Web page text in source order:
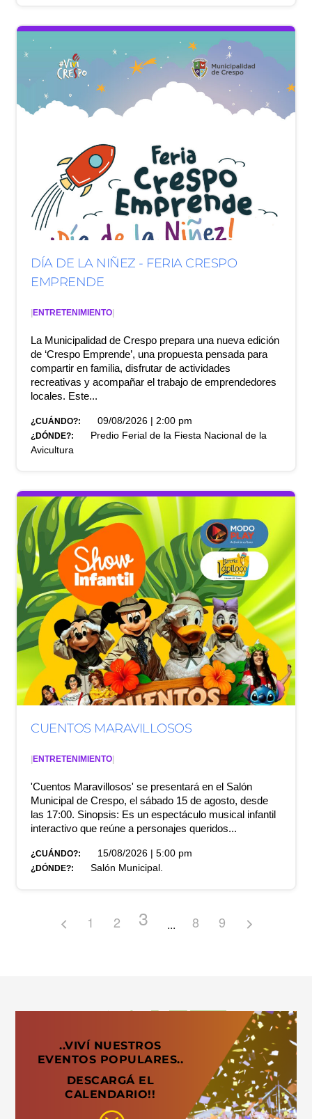
DÍA DE LA NIÑEZ - FERIA CRESPO
EMPRENDE
ENTRETENIMIENTO
La Municipalidad de Crespo prepara una nueva edición
de ‘Crespo Emprende’, una propuesta pensada para
compartir en familia, disfrutar de actividades
recreativas y acompañar el trabajo de emprendedores
locales. Este...
¿CUÁNDO?: 09/08/2026 | 2:00 pm
¿DÓNDE?:
Predio Ferial de la Fiesta Nacional de la
Avicultura
CUENTOS MARAVILLOSOS
ENTRETENIMIENTO
'Cuentos Maravillosos' se presentará en el Salón
Municipal de Crespo, el sábado 15 de agosto, desde
las 17:00. Sinopsis: Es un espectáculo musical infantil
interactivo que reúne a personajes queridos...
¿CUÁNDO?: 15/08/2026 | 5:00 pm
¿DÓNDE?: Salón Municipal.
1 2 3 8 9
..VIVÍ NUESTROS
EVENTOS POPULARES..
DESCARGÁ EL
CALENDARIO!!